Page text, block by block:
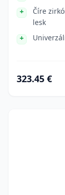
Číre
lesk
323.45 €